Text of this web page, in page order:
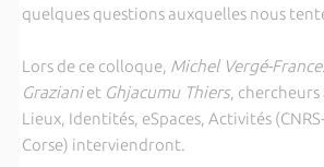
quelques questions auxquelles nous
Lors de ce colloque, Michel Vergé-
Grazianiet Ghjacumu Thiers,
Lieux, Identités, eSpaces, Activités
Corse) interviendront.